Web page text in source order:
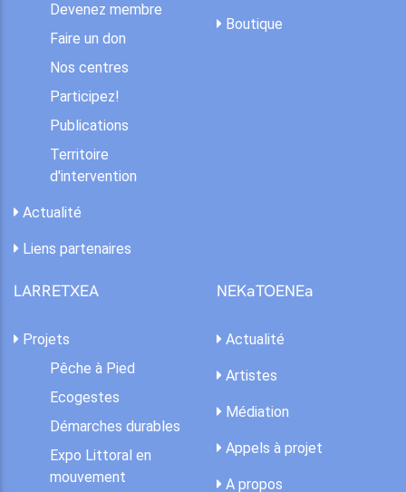
Devenez membre
Faire un don
Nos centres
Participez!
Publications
Territoire
d'intervention
Actualité
Liens partenaires
Boutique
LARRETXEA
Projets
Pêche à Pied
Ecogestes
Démarches durables
Expo Littoral en
mouvement
NEKaTOENEa
Actualité
Artistes
Médiation
Appels à projet
A propos